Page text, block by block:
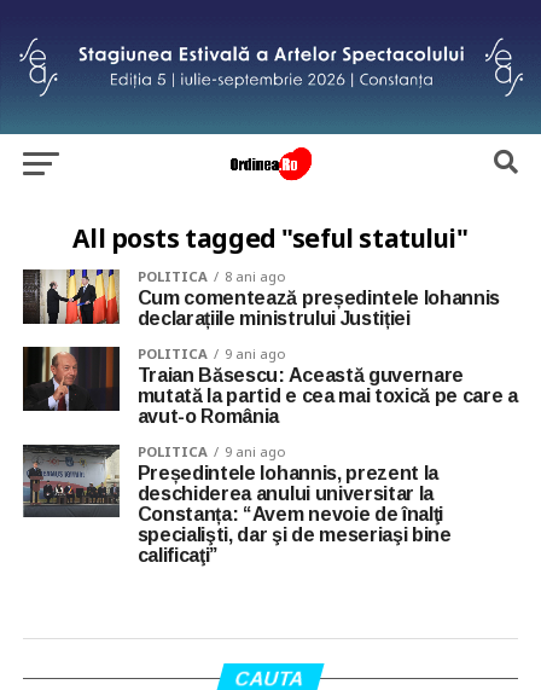
All posts tagged "seful statului"
POLITICA 8 ani ago
Cum comentează președintele Iohannis
declarațiile ministrului Justiției
POLITICA 9 ani ago
Traian Băsescu: Această guvernare
mutată la partid e cea mai toxică pe care a
avut-o România
POLITICA 9 ani ago
Președintele Iohannis, prezent la
deschiderea anului universitar la
Constanța: “Avem nevoie de înalţi
specialişti, dar şi de meseriaşi bine
calificaţi”
CAUTA